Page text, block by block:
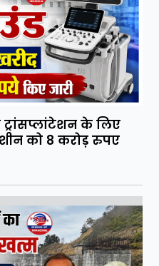
के लिए
को 8 करोड़ रुपए